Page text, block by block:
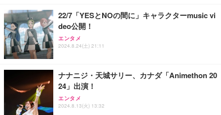
22/7「YESとNOの間に」キャラクターmusic vi
deo公開！
エンタメ
2024.8.24(土) 21:11
ナナニジ・天城サリー、カナダ「Animethon 20
24」出演！
エンタメ
2024.8.13(火) 13:32